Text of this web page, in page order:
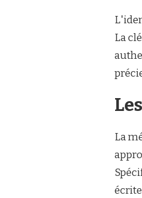
La
La